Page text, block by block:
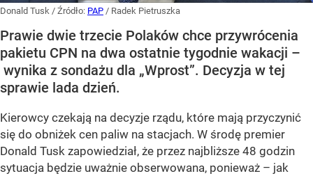
Donald Tusk / Źródło: PAP / Radek Pietruszka
Prawie dwie trzecie Polaków chce przywrócenia
pakietu CPN na dwa ostatnie tygodnie wakacji –
wynika z sondażu dla „Wprost”. Decyzja w tej
sprawie lada dzień.
Kierowcy czekają na decyzje rządu, które mają przyczynić
się do obniżek cen paliw na stacjach. W środę premier
Donald Tusk zapowiedział, że przez najbliższe 48 godzin
sytuacja będzie uważnie obserwowana, ponieważ – jak